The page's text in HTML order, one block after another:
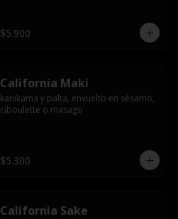
$5.900
California Maki
kanikama y palta, envuelto en sésamo,
ciboulette o masago
$5.300
California Sake